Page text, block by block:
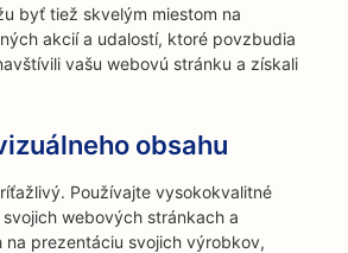
byť tiež skvelým miestom na
akcií a udalostí, ktoré povzbudia
vašu webovú stránku a získali
obsahu
Používajte vysokokvalitné
webových stránkach a
na prezentáciu svojich výrobkov,